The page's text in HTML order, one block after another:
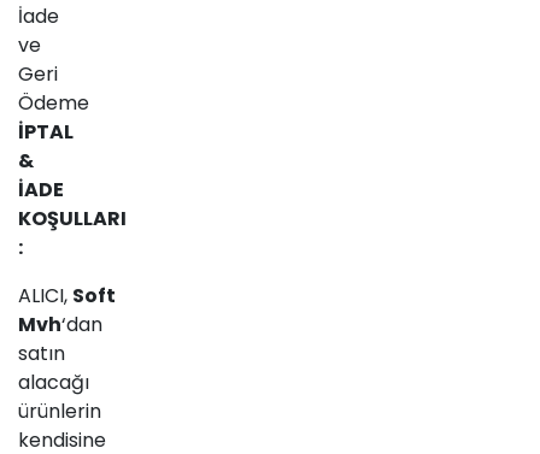
İade
ve
Geri
Ödeme
İPTAL
&
İADE
KOŞULLARI
:
ALICI, Soft
Mvh‘dan
satın
alacağı
ürünlerin
kendisine